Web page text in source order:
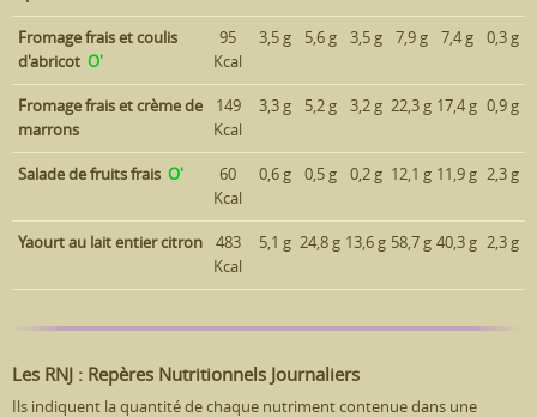
Fromage frais et coulis
d'abricot O'
95
Kcal
3,5 g 5,6 g 3,5 g 7,9 g 7,4 g 0,3 g
Fromage frais et crème de
marrons
149
Kcal
3,3 g 5,2 g 3,2 g 22,3 g 17,4 g 0,9 g
Salade de fruits frais O'
60
Kcal
0,6 g 0,5 g 0,2 g 12,1 g 11,9 g 2,3 g
Yaourt au lait entier citron
483
Kcal
5,1 g 24,8 g 13,6 g 58,7 g 40,3 g 2,3 g
Les RNJ : Repères Nutritionnels Journaliers
Ils indiquent la quantité de chaque nutriment contenue dans une